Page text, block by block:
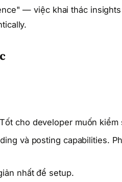
— việc khai thác
cho developer muốn kiểm
và posting capabilities.
nhất để setup.